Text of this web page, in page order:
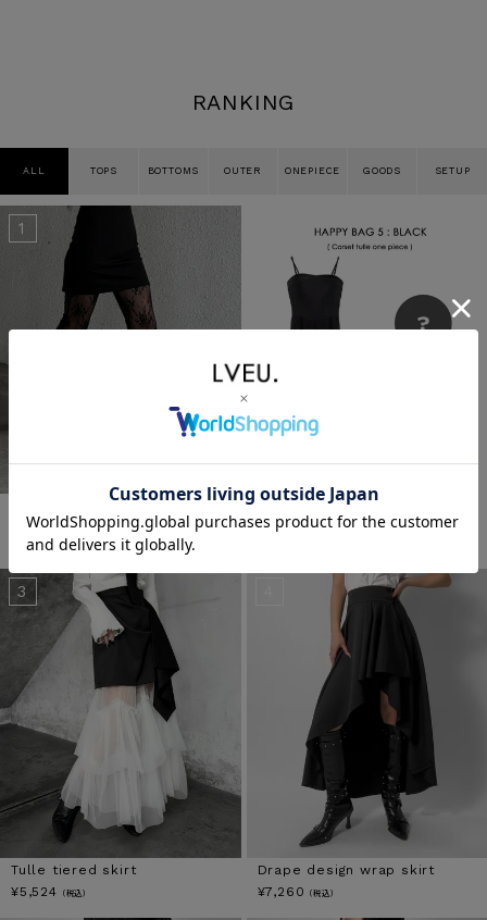
RANKING
ALL TOPS BOTTOMS OUTER ONEPIECE GOODS SETUP
5,643（税込）
HAPPY BAG5 / Corset tulle on
e piece
Tulle tiered skirt
¥5,524 （税込）
Drape design wrap skirt
¥7,260 （税込）